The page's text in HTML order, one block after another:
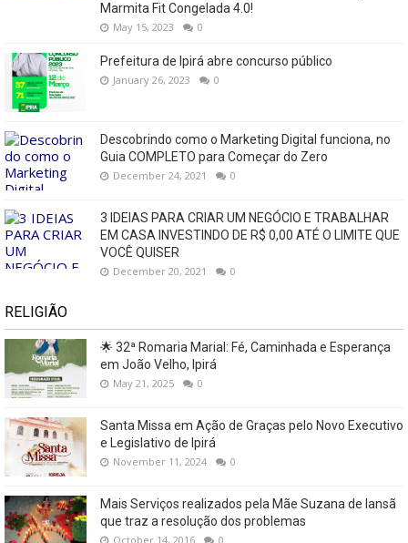
Marmita Fit Congelada 4.0!
May 15, 2023 0
Prefeitura de Ipirá abre concurso público
January 26, 2023 0
Descobrindo como o Marketing Digital funciona, no
Guia COMPLETO para Começar do Zero
December 24, 2021 0
3 IDEIAS PARA CRIAR UM NEGÓCIO E TRABALHAR
EM CASA INVESTINDO DE R$ 0,00 ATÉ O LIMITE QUE
VOCÊ QUISER
December 20, 2021 0
RELIGIÃO
🌟 32ª Romaria Marial: Fé, Caminhada e Esperança
em João Velho, Ipirá
May 21, 2025 0
Santa Missa em Ação de Graças pelo Novo Executivo
e Legislativo de Ipirá
November 11, 2024 0
Mais Serviços realizados pela Mãe Suzana de Iansã
que traz a resolução dos problemas
October 14, 2016 0